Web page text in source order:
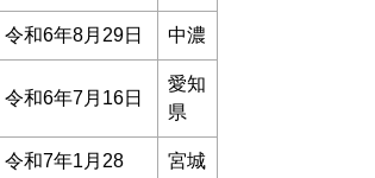
令和6年8月29日 中濃
令和6年7月16日
愛知
県
令和7年1月28
宮城